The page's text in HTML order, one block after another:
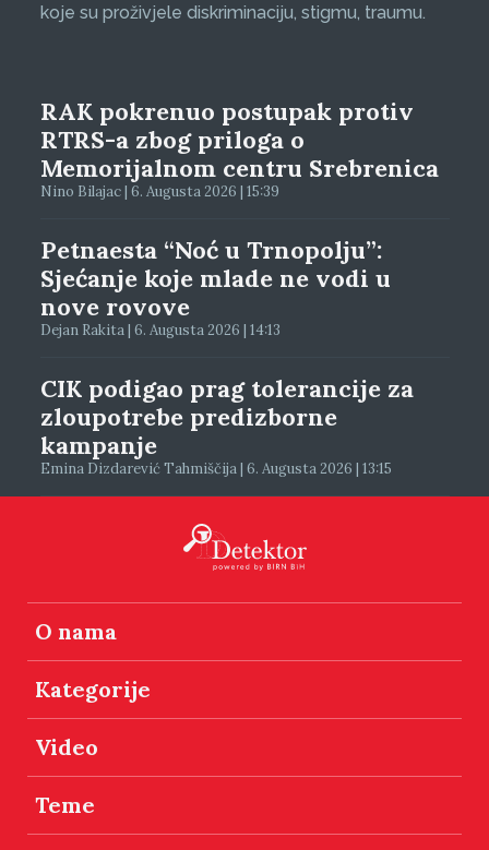
koje su proživjele diskriminaciju, stigmu, traumu.
RAK pokrenuo postupak protiv
RTRS-a zbog priloga o
Memorijalnom centru Srebrenica
Nino Bilajac | 6. Augusta 2026 | 15:39
Petnaesta “Noć u Trnopolju”:
Sjećanje koje mlade ne vodi u
nove rovove
Dejan Rakita | 6. Augusta 2026 | 14:13
CIK podigao prag tolerancije za
zloupotrebe predizborne
kampanje
Emina Dizdarević Tahmiščija | 6. Augusta 2026 | 13:15
O nama
Kategorije
Video
Teme